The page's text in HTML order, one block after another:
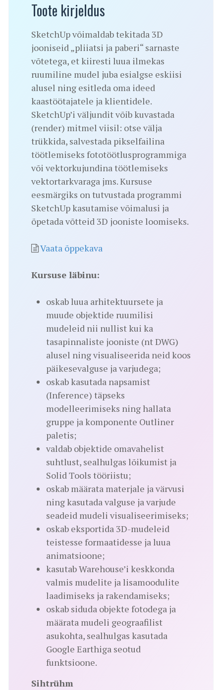
Toote kirjeldus
SketchUp võimaldab tekitada 3D
jooniseid „pliiatsi ja paberi“ sarnaste
võtetega, et kiiresti luua ilmekas
ruumiline mudel juba esialgse eskiisi
alusel ning esitleda oma ideed
kaastöötajatele ja klientidele.
SketchUp’i väljundit võib kuvastada
(render) mitmel viisil: otse välja
trükkida, salvestada pikselfailina
töötlemiseks fototöötlusprogrammiga
või vektorkujundina töötlemiseks
vektortarkvaraga jms. Kursuse
eesmärgiks on tutvustada programmi
SketchUp kasutamise võimalusi ja
õpetada võtteid 3D jooniste loomiseks.
Vaata õppekava
Kursuse läbinu:
oskab luua arhitektuursete ja
muude objektide ruumilisi
mudeleid nii nullist kui ka
tasapinnaliste jooniste (nt DWG)
alusel ning visualiseerida neid koos
päikesevalguse ja varjudega;
oskab kasutada napsamist
(Inference) täpseks
modelleerimiseks ning hallata
gruppe ja komponente Outliner
paletis;
valdab objektide omavahelist
suhtlust, sealhulgas lõikumist ja
Solid Tools tööriistu;
oskab määrata materjale ja värvusi
ning kasutada valguse ja varjude
seadeid mudeli visualiseerimiseks;
oskab eksportida 3D-mudeleid
teistesse formaatidesse ja luua
animatsioone;
kasutab Warehouse’i keskkonda
valmis mudelite ja lisamoodulite
laadimiseks ja rakendamiseks;
oskab siduda objekte fotodega ja
määrata mudeli geograafilist
asukohta, sealhulgas kasutada
Google Earthiga seotud
funktsioone.
Sihtrühm